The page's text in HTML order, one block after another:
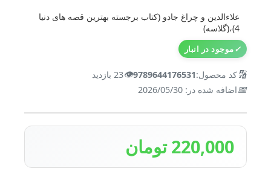
علاءالدین و چراغ جادو (کتاب برجسته بهترین قصه های دنیا
4)،(گلاسه)
✓موجود در انبار
🔢کد محصول:9789644176531
👁️23 بازدید
📅اضافه شده در: 2026/05/30
220,000 تومان